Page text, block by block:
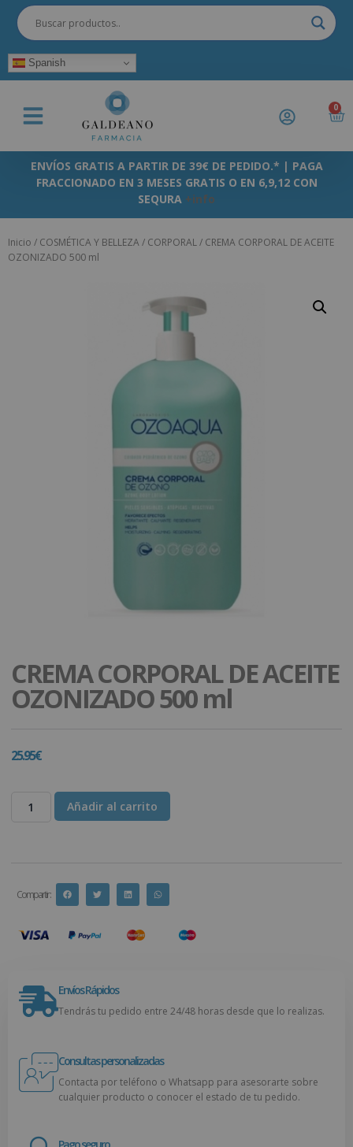
Spanish
0
ENVÍOS GRATIS A PARTIR DE 39€ DE PEDIDO.* | PAGA
FRACCIONADO EN 3 MESES GRATIS O EN 6,9,12 CON
SEQURA +info
Inicio / COSMÉTICA Y BELLEZA/ CORPORAL/ CREMA CORPORAL DE ACEITE
OZONIZADO 500 ml
CREMA CORPORAL DE ACEITE
OZONIZADO 500 ml
25.95€
Añadir al carrito
Compartir :
Envíos Rápidos
Tendrás tu pedido entre 24/48 horas desde que lo realizas.
Consultas personalizadas
Contacta por teléfono o Whatsapp para asesorarte sobre
cualquier producto o conocer el estado de tu pedido.